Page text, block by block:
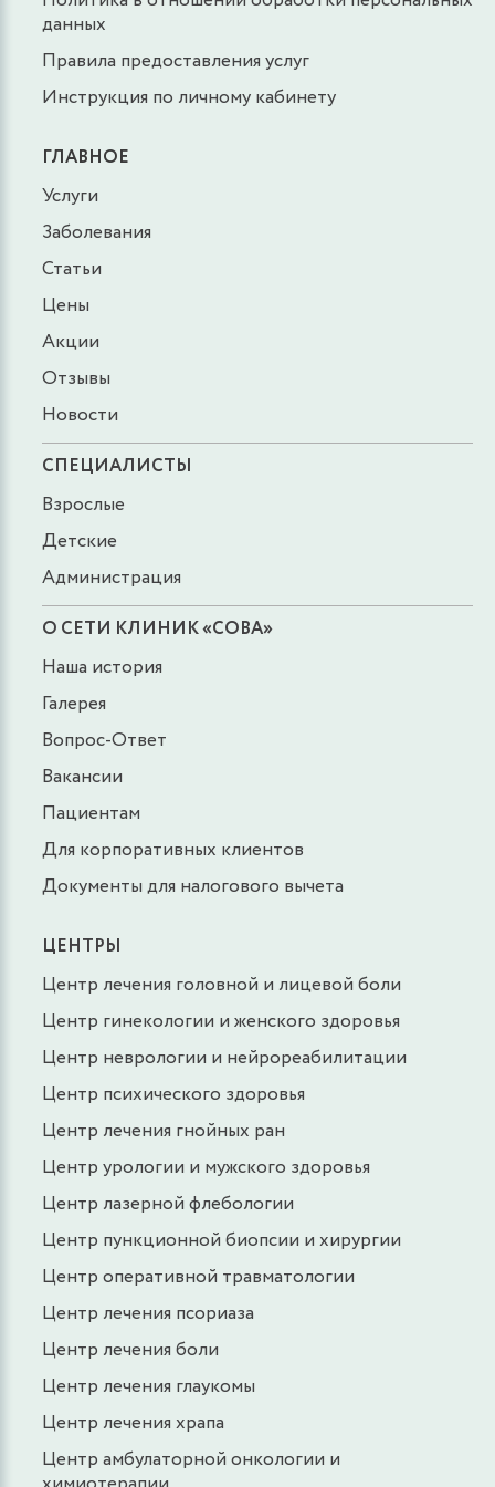
данных
Правила предоставления услуг
Инструкция по личному кабинету
ГЛАВНОЕ
Услуги
Заболевания
Статьи
Цены
Акции
Отзывы
Новости
СПЕЦИАЛИСТЫ
Взрослые
Детские
Администрация
О СЕТИ КЛИНИК «СОВА»
Наша история
Галерея
Вопрос-Ответ
Вакансии
Пациентам
Для корпоративных клиентов
Документы для налогового вычета
ЦЕНТРЫ
Центр лечения головной и лицевой боли
Центр гинекологии и женского здоровья
Центр неврологии и нейрореабилитации
Центр психического здоровья
Центр лечения гнойных ран
Центр урологии и мужского здоровья
Центр лазерной флебологии
Центр пункционной биопсии и хирургии
Центр оперативной травматологии
Центр лечения псориаза
Центр лечения боли
Центр лечения глаукомы
Центр лечения храпа
Центр амбулаторной онкологии и